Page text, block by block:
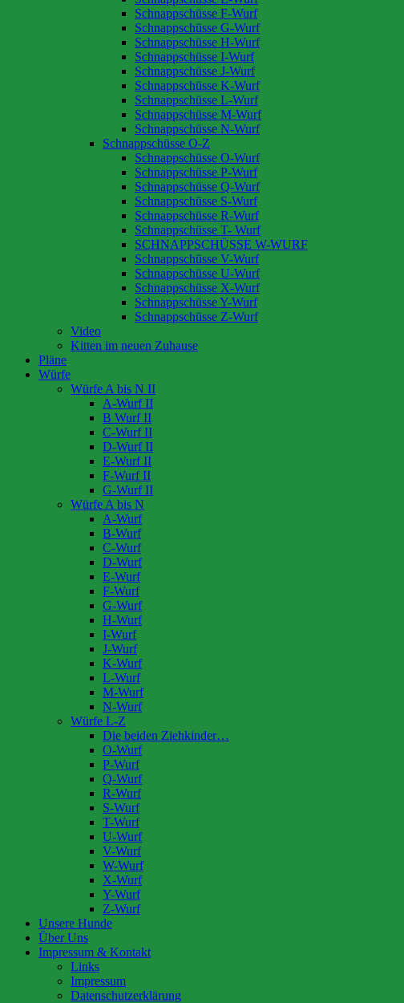
Schnappschüsse F-Wurf
Schnappschüsse G-Wurf
Schnappschüsse H-Wurf
Schnappschüsse I-Wurf
Schnappschüsse J-Wurf
Schnappschüsse K-Wurf
Schnappschüsse L-Wurf
Schnappschüsse M-Wurf
Schnappschüsse N-Wurf
Schnappschüsse O-Z
Schnappschüsse O-Wurf
Schnappschüsse P-Wurf
Schnappschüsse Q-Wurf
Schnappschüsse S-Wurf
Schnappschüsse R-Wurf
Schnappschüsse T- Wurf
SCHNAPPSCHÜSSE W-WURF
Schnappschüsse V-Wurf
Schnappschüsse U-Wurf
Schnappschüsse X-Wurf
Schnappschüsse Y-Wurf
Schnappschüsse Z-Wurf
Video
Kitten im neuen Zuhause
Pläne
Würfe
Würfe A bis N II
A-Wurf II
B Wurf II
C-Wurf II
D-Wurf II
E-Wurf II
F-Wurf II
G-Wurf II
Würfe A bis N
A-Wurf
B-Wurf
C-Wurf
D-Wurf
E-Wurf
F-Wurf
G-Wurf
H-Wurf
I-Wurf
J-Wurf
K-Wurf
L-Wurf
M-Wurf
N-Wurf
Würfe L-Z
Die beiden Ziehkinder…
O-Wurf
P-Wurf
Q-Wurf
R-Wurf
S-Wurf
T-Wurf
U-Wurf
V-Wurf
W-Wurf
X-Wurf
Y-Wurf
Z-Wurf
Unsere Hunde
Über Uns
Impressum & Kontakt
Links
Impressum
Datenschutzerklärung